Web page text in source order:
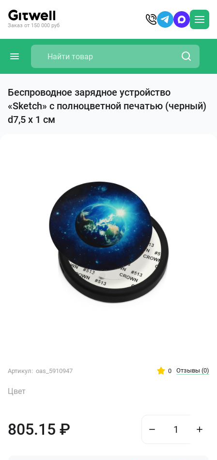
Заказ от 150 000 руб
Беспроводное зарядное устройство
«Sketch» с полноцветной печатью (черный)
d7,5 х 1 см
Артикул: oas_5910947 0 Отзывы (0)
Цвет
805.15 ₽